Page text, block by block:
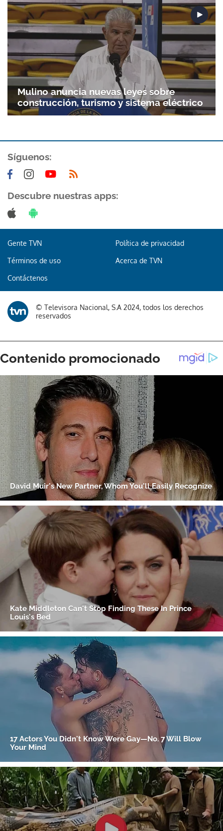
Gracias por suscribirte a nuestro boletín.
ACEPTAR
Mulino anuncia nuevas leyes sobre
construcción, turismo y sistema eléctrico
Síguenos:
Descubre nuestras apps:
Gente TVN Política de privacidad
Términos de uso Acerca de TVN
Contáctenos
© Televisora Nacional, S.A 2024, todos los derechos
reservados